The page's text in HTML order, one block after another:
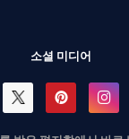
소셜 미디어